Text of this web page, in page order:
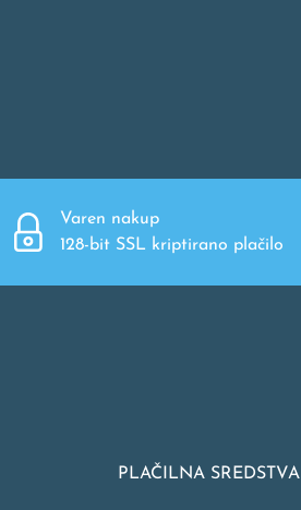
Varen nakup
128-bit SSL kriptirano plačilo
PLAČILNA SREDSTVA